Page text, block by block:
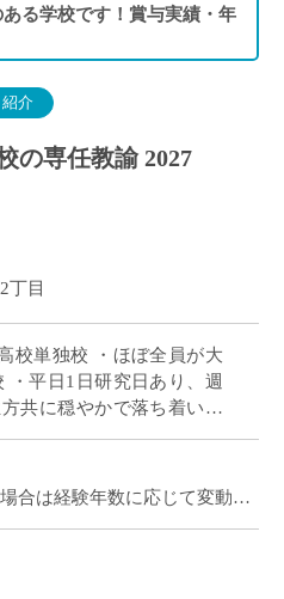
る学校です！賞与実績・年
紹介
の専任教諭 2027
丁目
校単独校 ・ほぼ全員が大
・平日1日研究日あり、週
共に穏やかで落ち着いた
生徒全員にiPad・全教室
合は経験年数に応じて変動
年度実績6.1か月分）